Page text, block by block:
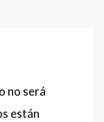
no será
están